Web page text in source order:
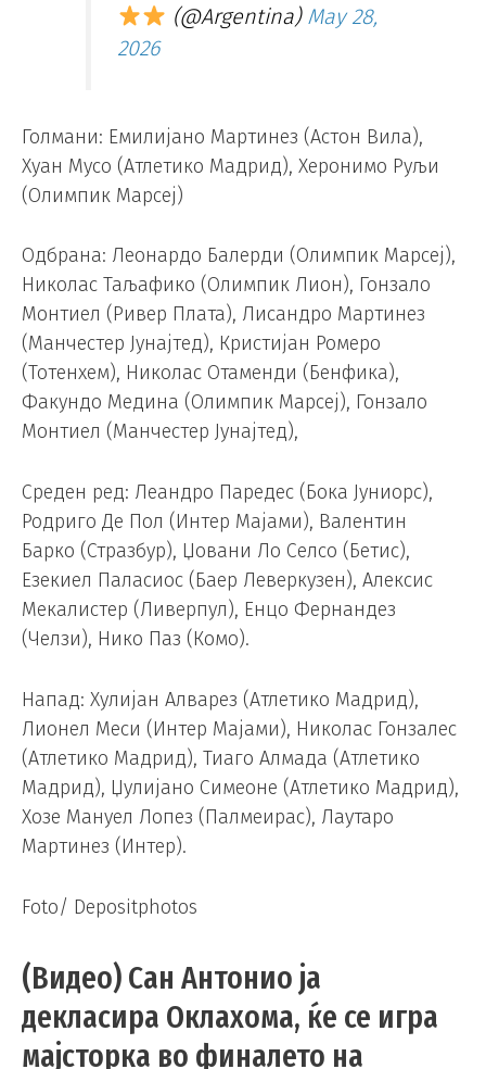
(@Argentina) May 28,
2026
Голмани: Емилијано Мартинез (Астон Вила),
Хуан Мусо (Атлетико Мадрид), Херонимо Руљи
(Олимпик Марсеј)
Одбрана: Леонардо Балерди (Олимпик Марсеј),
Николас Таљафико (Олимпик Лион), Гонзало
Монтиел (Ривер Плата), Лисандро Мартинез
(Манчестер Јунајтед), Кристијан Ромеро
(Тотенхем), Николас Отаменди (Бенфика),
Факундо Медина (Олимпик Марсеј), Гонзало
Монтиел (Манчестер Јунајтед),
Среден ред: Леандро Паредес (Бока Јуниорс),
Родриго Де Пол (Интер Мајами), Валентин
Барко (Стразбур), Џовани Ло Селсо (Бетис),
Езекиел Паласиос (Баер Леверкузен), Алексис
Мекалистер (Ливерпул), Енцо Фернандез
(Челзи), Нико Паз (Комо).
Напад: Хулијан Алварез (Атлетико Мадрид),
Лионел Меси (Интер Мајами), Николас Гонзалес
(Атлетико Мадрид), Тиаго Алмада (Атлетико
Мадрид), Џулијано Симеоне (Атлетико Мадрид),
Хозе Мануел Лопез (Палмеирас), Лаутаро
Мартинез (Интер).
Foto/ Depositphotos
(Видео) Сан Антонио ја
декласира Оклахома, ќе се игра
мајсторка во финалето на